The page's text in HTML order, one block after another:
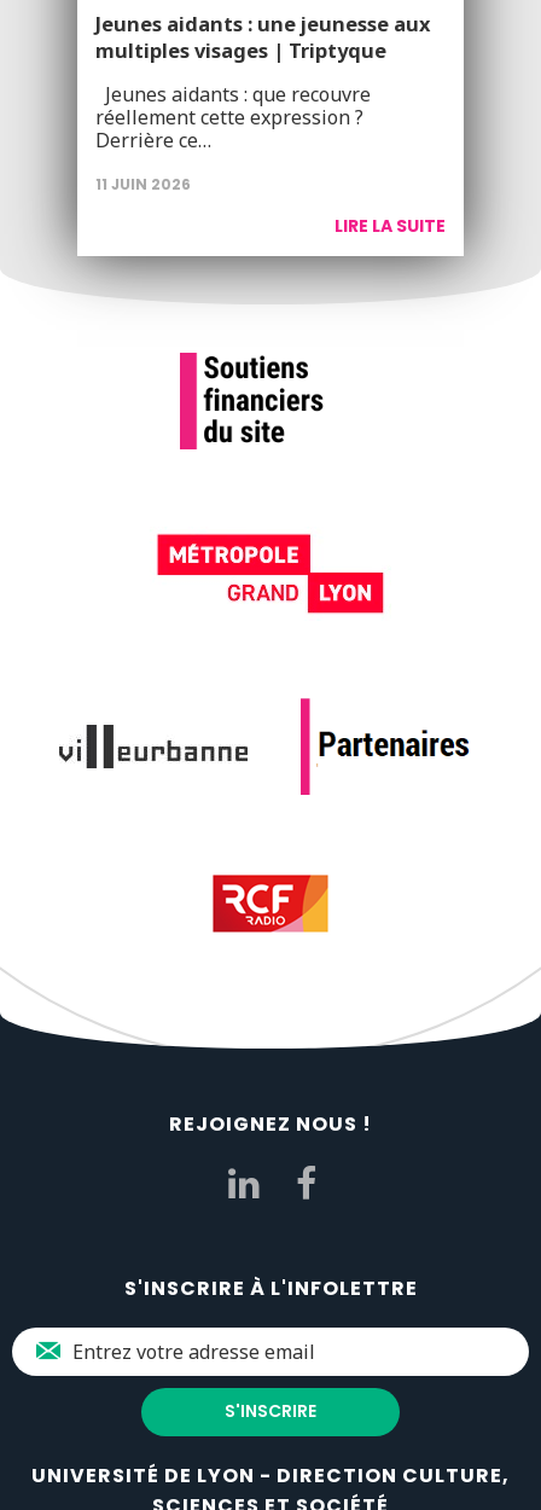
Jeunes aidants : une jeunesse aux
multiples visages | Triptyque
Jeunes aidants : que recouvre
réellement cette expression ?
Derrière ce…
11 JUIN 2026
LIRE LA SUITE
REJOIGNEZ NOUS !
S'INSCRIRE À L'INFOLETTRE
UNIVERSITÉ DE LYON - DIRECTION CULTURE,